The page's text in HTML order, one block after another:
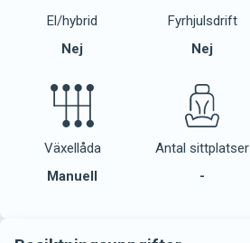
El/hybrid
Nej
Fyrhjulsdrift
Nej
Växellåda
Manuell
Antal sittplatser
-